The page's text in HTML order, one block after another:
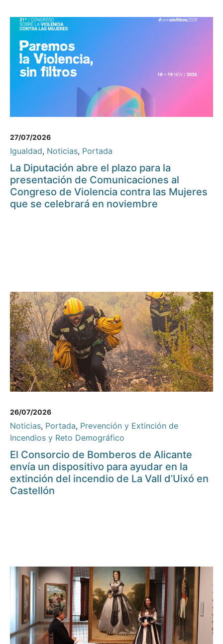
27/07/2026
Igualdad, Noticias, Portada
La Diputación abre el plazo para la
presentación de Comunicaciones al
Congreso de Violencia contra las Mujeres
que se celebrará en noviembre
26/07/2026
Noticias, Portada, Prevención y Extinción de
Incendios y Reto Demográfico
El Consorcio de Bomberos de Alicante
envía un dispositivo para ayudar en la
extinción del incendio de La Vall d’Uixó en
Castellón